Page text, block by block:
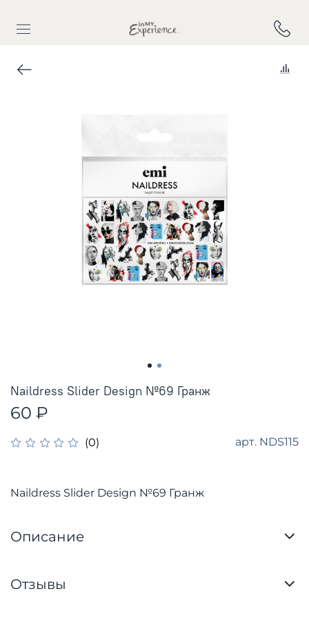
(0) арт. NDS115
Naildress Slider Design №69 Гранж
60 ₽
Naildress Slider Design №69 Гранж
Описание
Отзывы